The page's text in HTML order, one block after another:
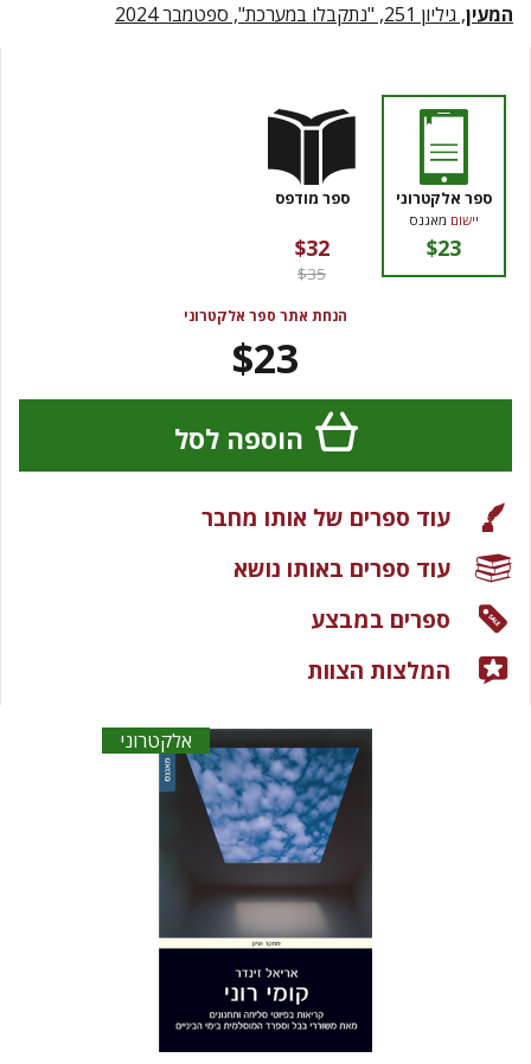
אלקטרוני
המעין, גיליון 251, "נתקבלו במערכת", ספטמבר 2024
ספר אלקטרוני
יישום מאגנס
$23
ספר מודפס
$32
$35
הנחת אתר ספר אלקטרוני
$23
הוספה לסל
עוד ספרים של אותו מחבר
עוד ספרים באותו נושא
ספרים במבצע
המלצות הצוות